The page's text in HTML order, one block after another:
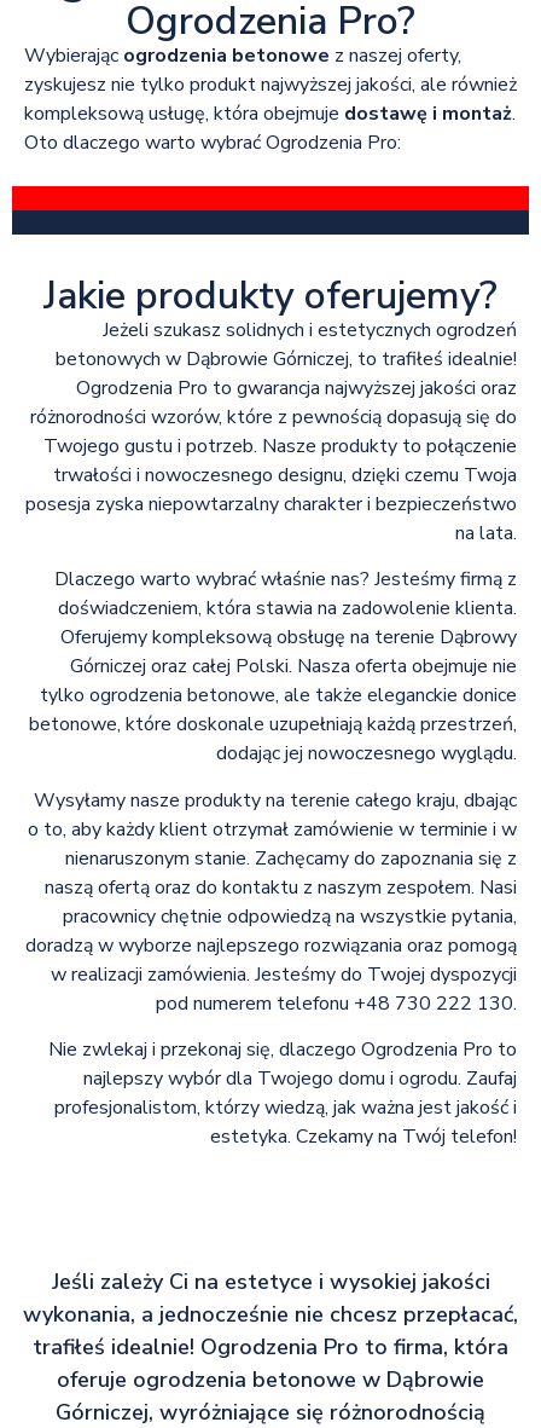
Ogrodzenia Pro?
Wybierając ogrodzenia betonowe z naszej oferty,
zyskujesz nie tylko produkt najwyższej jakości, ale również
kompleksową usługę, która obejmuje dostawę i montaż.
Oto dlaczego warto wybrać Ogrodzenia Pro:
Jakie produkty oferujemy?
Jeżeli szukasz solidnych i estetycznych ogrodzeń
betonowych w Dąbrowie Górniczej, to trafiłeś idealnie!
Ogrodzenia Pro to gwarancja najwyższej jakości oraz
różnorodności wzorów, które z pewnością dopasują się do
Twojego gustu i potrzeb. Nasze produkty to połączenie
trwałości i nowoczesnego designu, dzięki czemu Twoja
posesja zyska niepowtarzalny charakter i bezpieczeństwo
na lata.
Dlaczego warto wybrać właśnie nas? Jesteśmy firmą z
doświadczeniem, która stawia na zadowolenie klienta.
Oferujemy kompleksową obsługę na terenie Dąbrowy
Górniczej oraz całej Polski. Nasza oferta obejmuje nie
tylko ogrodzenia betonowe, ale także eleganckie donice
betonowe, które doskonale uzupełniają każdą przestrzeń,
dodając jej nowoczesnego wyglądu.
Wysyłamy nasze produkty na terenie całego kraju, dbając
o to, aby każdy klient otrzymał zamówienie w terminie i w
nienaruszonym stanie. Zachęcamy do zapoznania się z
naszą ofertą oraz do kontaktu z naszym zespołem. Nasi
pracownicy chętnie odpowiedzą na wszystkie pytania,
doradzą w wyborze najlepszego rozwiązania oraz pomogą
w realizacji zamówienia. Jesteśmy do Twojej dyspozycji
pod numerem telefonu +48 730 222 130.
Nie zwlekaj i przekonaj się, dlaczego Ogrodzenia Pro to
najlepszy wybór dla Twojego domu i ogrodu. Zaufaj
profesjonalistom, którzy wiedzą, jak ważna jest jakość i
estetyka. Czekamy na Twój telefon!
Jeśli zależy Ci na estetyce i wysokiej jakości
wykonania, a jednocześnie nie chcesz przepłacać,
trafiłeś idealnie! Ogrodzenia Pro to firma, która
oferuje ogrodzenia betonowe w Dąbrowie
Górniczej, wyróżniające się różnorodnością